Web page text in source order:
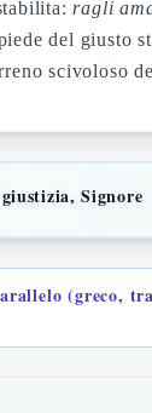
ragli
del giusto
scivoloso
Signore
(greco,